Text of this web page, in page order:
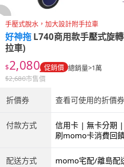
手壓式脫水，加大設計附手拉車
好神拖 L740商用款手壓式旋
拉車)
$2,080 促銷價 總銷量>1萬
$2,680市售價
折價券 查看可使用的折價券
付款方式
信用卡 | 無卡分期
ATM | 銀聯卡
刷momo卡消費回
配送方式 momo宅配/離島配